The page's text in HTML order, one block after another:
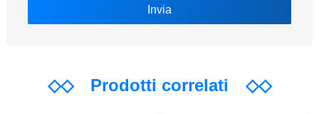
◇◇Prodotti correlati ◇◇